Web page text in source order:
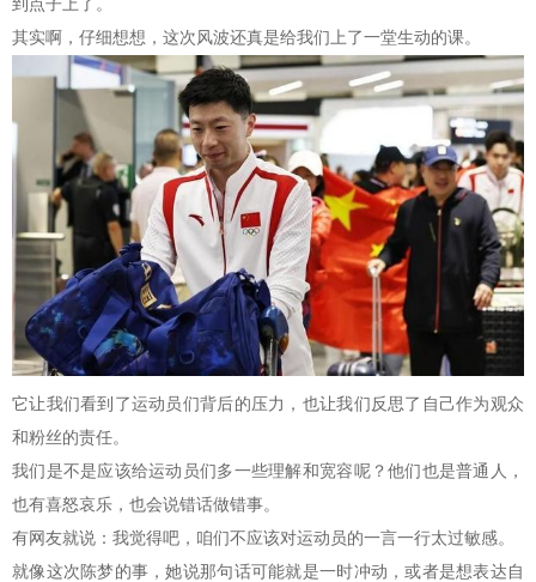
到点子上了。
其实啊，仔细想想，这次风波还真是给我们上了一堂生动的课。
它让我们看到了运动员们背后的压力，也让我们反思了自己作为观众
和粉丝的责任。
我们是不是应该给运动员们多一些理解和宽容呢？他们也是普通人，
也有喜怒哀乐，也会说错话做错事。
有网友就说：我觉得吧，咱们不应该对运动员的一言一行太过敏感。
就像这次陈梦的事，她说那句话可能就是一时冲动，或者是想表达自